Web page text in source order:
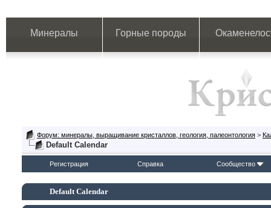
Минералы Горные породы
Форум: минералы, выращивание кристаллов, геология, палеонтология >
Default Calendar
Регистрация Справка Сообщество
Default Calendar